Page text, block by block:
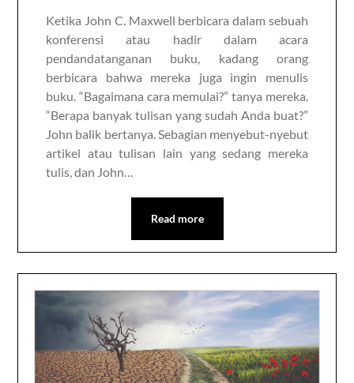
Ketika John C. Maxwell berbicara dalam sebuah
konferensi atau hadir dalam acara
pendandatanganan buku, kadang orang
berbicara bahwa mereka juga ingin menulis
buku. “Bagaimana cara memulai?” tanya mereka.
“Berapa banyak tulisan yang sudah Anda buat?”
John balik bertanya. Sebagian menyebut-nyebut
artikel atau tulisan lain yang sedang mereka
tulis, dan John…
Read more